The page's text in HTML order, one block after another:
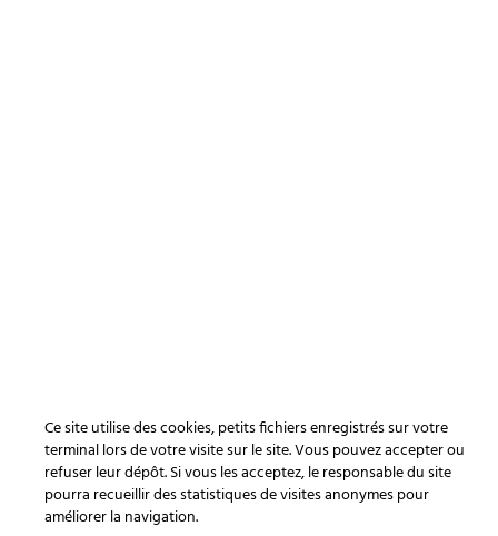
Ce site utilise des cookies, petits fichiers enregistrés sur votre
terminal lors de votre visite sur le site. Vous pouvez accepter ou
refuser leur dépôt. Si vous les acceptez, le responsable du site
pourra recueillir des statistiques de visites anonymes pour
améliorer la navigation.